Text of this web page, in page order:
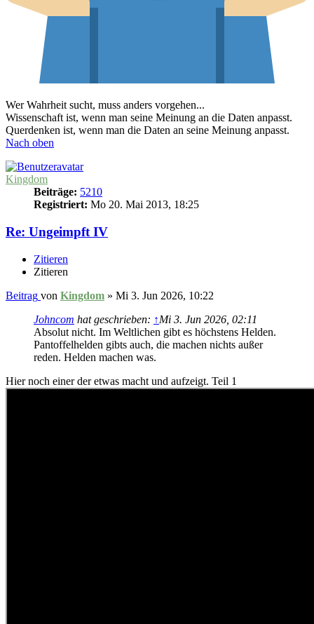
Wer Wahrheit sucht, muss anders vorgehen...
Wissenschaft ist, wenn man seine Meinung an die Daten anpasst.
Querdenken ist, wenn man die Daten an seine Meinung anpasst.
Nach oben
Kingdom
Beiträge: 5210
Registriert: Mo 20. Mai 2013, 18:25
Re: Ungeimpft IV
Zitieren
Zitieren
Beitrag von Kingdom » Mi 3. Jun 2026, 10:22
Johncom hat geschrieben: ↑Mi 3. Jun 2026, 02:11
Absolut nicht. Im Weltlichen gibt es höchstens Helden.
Pantoffelhelden gibts auch, die machen nichts außer
reden. Helden machen was.
Hier noch einer der etwas macht und aufzeigt. Teil 1